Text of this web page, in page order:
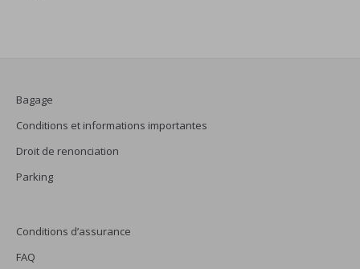
Bagage
Conditions et informations importantes
Droit de renonciation
Parking
Conditions d’assurance
FAQ